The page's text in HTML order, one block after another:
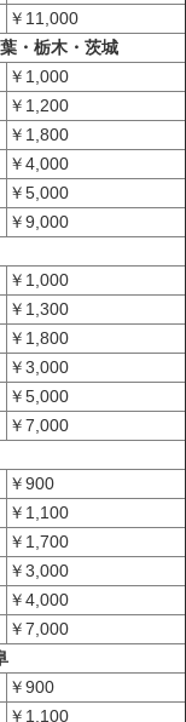
￥11,000
・栃木・茨城
￥1,000
￥1,200
￥1,800
￥4,000
￥5,000
￥9,000
￥1,000
￥1,300
￥1,800
￥3,000
￥5,000
￥7,000
￥900
￥1,100
￥1,700
￥3,000
￥4,000
￥7,000
￥900
￥1,100